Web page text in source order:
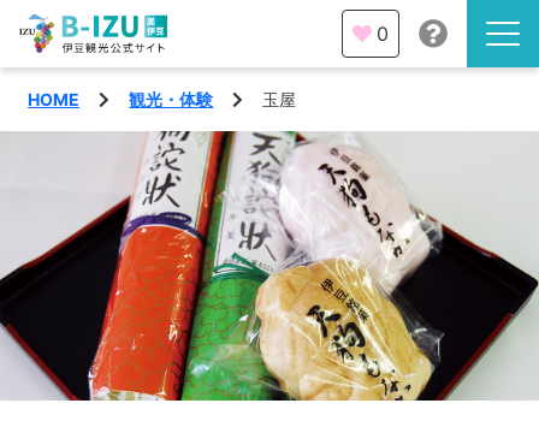
伊豆半島を知る
伊豆のみどころ
みる
あじわう
観光・体験
イベント
エリア
0
HOME 観光・体験 玉屋